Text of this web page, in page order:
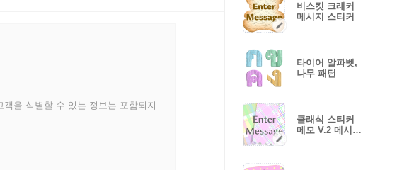
을 식별할 수 있는 정보는 포함되지
비스킷 크래커
메시지 스티커
타이어 알파벳,
나무 패턴
클래식 스티커
메모 V.2 메시지